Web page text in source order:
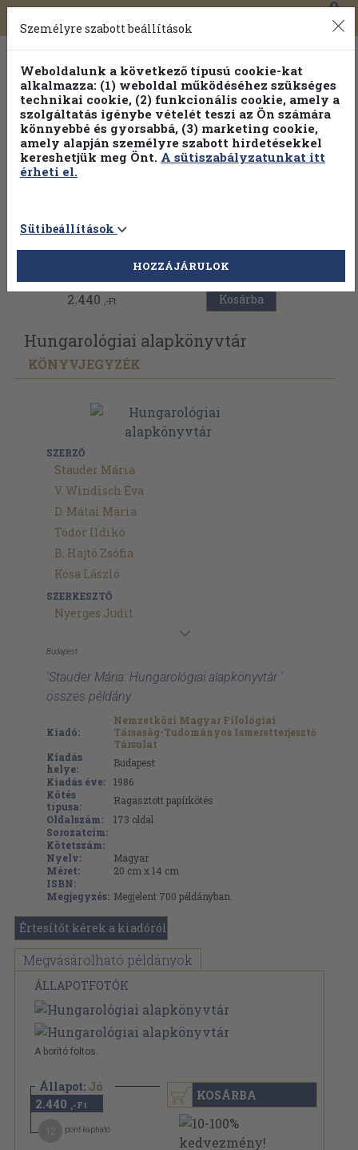
Toggle
navigation
0
Válogasson több mint 1.000.000 kiadványunk közül
100% kedvezménnyel!
Vissza az előző oldalra
2.440 ,-Ft Kosárba
Hungarológiai alapkönyvtár
KÖNYVJEGYZÉK
SZERZŐ
Stauder Mária
V. Windisch Éva
D. Mátai Mária
Tódor Ildikó
B. Hajtó Zsófia
Kósa László
SZERKESZTŐ
Nyerges Judit
Budapest
'Stauder Mária: Hungarológiai alapkönyvtár '
összes példány
Kiadó:
Nemzetközi Magyar Filológiai
Társaság-Tudományos Ismeretterjesztő
Társulat
Kiadás
helye:
Budapest
Kiadás éve:
1986
Kötés
típusa:
Ragasztott papírkötés
Oldalszám:
173 oldal
Sorozatcím:
Kötetszám:
Nyelv:
Magyar
Méret:
20 cm x 14 cm
ISBN:
Megjegyzés: Megjelent 700 példányban.
Értesítőt kérek a kiadóról
Megvásárolható példányok
ÁLLAPOTFOTÓK
A borító foltos.
Állapot: Jó
2.440 ,-Ft
pont kapható
KOSÁRBA
Személyre szabott beállítások
Weboldalunk a következő típusú cookie-kat
alkalmazza: (1) weboldal működéséhez szükséges
technikai cookie, (2) funkcionális cookie, amely a
szolgáltatás igénybe vételét teszi az Ön számára
könnyebbé és gyorsabbá, (3) marketing cookie,
amely alapján személyre szabott hirdetésekkel
kereshetjük meg Önt. A sütiszabályzatunkat itt
érheti el.
Sütibeállítások
HOZZÁJÁRULOK